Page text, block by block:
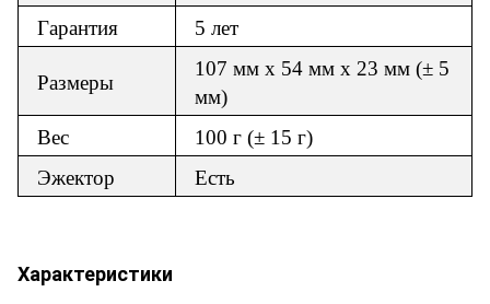
Гарантия
5 лет
Размеры
107 мм x 54 мм x 23 мм (± 5
мм)
Вес
100 г (± 15 г)
Эжектор
Есть
Характеристики